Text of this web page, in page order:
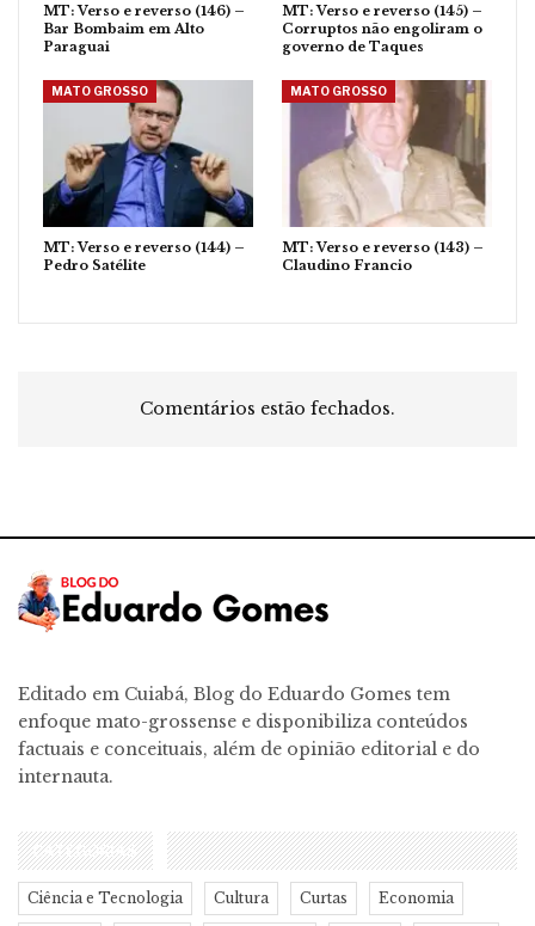
MT: Verso e reverso (146) –
Bar Bombaim em Alto
Paraguai
MT: Verso e reverso (145) –
Corruptos não engoliram o
governo de Taques
MATO GROSSO
MT: Verso e reverso (144) –
Pedro Satélite
MATO GROSSO
MT: Verso e reverso (143) –
Claudino Francio
Comentários estão fechados.
Editado em Cuiabá, Blog do Eduardo Gomes tem
enfoque mato-grossense e disponibiliza conteúdos
factuais e conceituais, além de opinião editorial e do
internauta.
CATEGORIAS
Ciência e Tecnologia Cultura Curtas Economia